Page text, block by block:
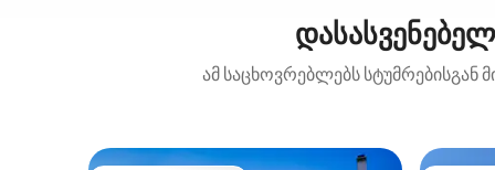
ამ საცხოვრებლებს სტუმრებისგან